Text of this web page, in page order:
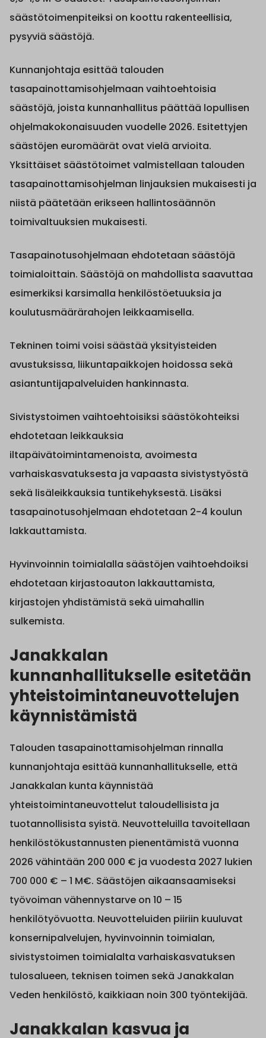
säästötoimenpiteiksi on koottu rakenteellisia,
pysyviä säästöjä.
Kunnanjohtaja esittää talouden
tasapainottamisohjelmaan vaihtoehtoisia
säästöjä, joista kunnanhallitus päättää lopullisen
ohjelmakokonaisuuden vuodelle 2026. Esitettyjen
säästöjen euromäärät ovat vielä arvioita.
Yksittäiset säästötoimet valmistellaan talouden
tasapainottamisohjelman linjauksien mukaisesti ja
niistä päätetään erikseen hallintosäännön
toimivaltuuksien mukaisesti.
Tasapainotusohjelmaan ehdotetaan säästöjä
toimialoittain. Säästöjä on mahdollista saavuttaa
esimerkiksi karsimalla henkilöstöetuuksia ja
koulutusmäärärahojen leikkaamisella.
Tekninen toimi voisi säästää yksityisteiden
avustuksissa, liikuntapaikkojen hoidossa sekä
asiantuntijapalveluiden hankinnasta.
Sivistystoimen vaihtoehtoisiksi säästökohteiksi
ehdotetaan leikkauksia
iltapäivätoimintamenoista, avoimesta
varhaiskasvatuksesta ja vapaasta sivistystyöstä
sekä lisäleikkauksia tuntikehyksestä. Lisäksi
tasapainotusohjelmaan ehdotetaan 2-4 koulun
lakkauttamista.
Hyvinvoinnin toimialalla säästöjen vaihtoehdoiksi
ehdotetaan kirjastoauton lakkauttamista,
kirjastojen yhdistämistä sekä uimahallin
sulkemista.
Janakkalan
kunnanhallitukselle esitetään
yhteistoimintaneuvottelujen
käynnistämistä
Talouden tasapainottamisohjelman rinnalla
kunnanjohtaja esittää kunnanhallitukselle, että
Janakkalan kunta käynnistää
yhteistoimintaneuvottelut taloudellisista ja
tuotannollisista syistä. Neuvotteluilla tavoitellaan
henkilöstökustannusten pienentämistä vuonna
2026 vähintään 200 000 € ja vuodesta 2027 lukien
700 000 € – 1 M€. Säästöjen aikaansaamiseksi
työvoiman vähennystarve on 10 – 15
henkilötyövuotta. Neuvotteluiden piiriin kuuluvat
konsernipalvelujen, hyvinvoinnin toimialan,
sivistystoimen toimialalta varhaiskasvatuksen
tulosalueen, teknisen toimen sekä Janakkalan
Veden henkilöstö, kaikkiaan noin 300 työntekijää.
Janakkalan kasvua ja